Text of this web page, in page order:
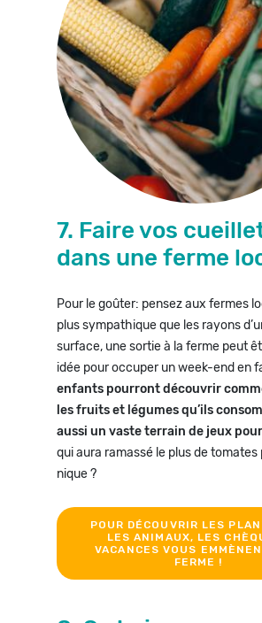
7. Faire vos
dans une ferme
Pour le goûter: pensez aux fermes
plus sympathique que les rayons
surface, une sortie à la ferme peut
idée pour occuper un week-end en
enfants pourront découvrir
les fruits et légumes qu’ils
aussi un vaste terrain de jeux
qui aura ramassé le plus de tomates
nique ?
POUR DÉCOUVRIR LES
LES ANIMAUX, LES
VACANCES VOUS
FERME !